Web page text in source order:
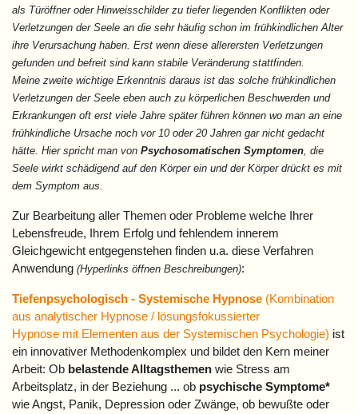
als Türöffner oder Hinweisschilder zu tiefer liegenden Konflikten oder
Verletzungen der Seele an die sehr häufig schon im frühkindlichen Alter
ihre Verursachung haben. Erst wenn diese allerersten Verletzungen
gefunden und befreit sind kann stabile Veränderung stattfinden.
Meine zweite wichtige Erkenntnis daraus ist das solche frühkindlichen
Verletzungen der Seele eben auch zu körperlichen Beschwerden und
Erkrankungen oft erst viele Jahre später führen können wo man an eine
frühkindliche Ursache noch vor 10 oder 20 Jahren gar nicht gedacht
hätte. Hier spricht man von Psychosomatischen Symptomen, die
Seele wirkt schädigend auf den Körper ein und der Körper drückt es mit
dem Symptom aus.
Zur Bearbeitung aller Themen oder Probleme welche Ihrer
Lebensfreude, Ihrem Erfolg und fehlendem innerem
Gleichgewicht entgegenstehen finden u.a. diese Verfahren
Anwendung (Hyperlinks öffnen Beschreibungen):
Tiefenpsychologisch - Systemische Hypnose (Kombination
aus analytischer Hypnose / lösungsfokussierter
Hypnose mit Elementen aus der Systemischen Psychologie) ist
ein innovativer Methodenkomplex und bildet den Kern meiner
Arbeit: Ob belastende Alltagsthemen wie Stress am
Arbeitsplatz, in der Beziehung ... ob psychische Symptome*
wie Angst, Panik, Depression oder Zwänge, ob bewußte oder